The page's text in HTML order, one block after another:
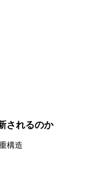
されるのか
構造